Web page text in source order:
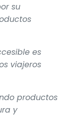
su
es
viajeros
productos
y